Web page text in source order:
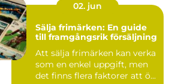
02. jun
Sälja frimärken: En guide
till framgångsrik försäljning
Att sälja frimärken kan verka
som en enkel uppgift, men
det finns flera faktorer att ö...